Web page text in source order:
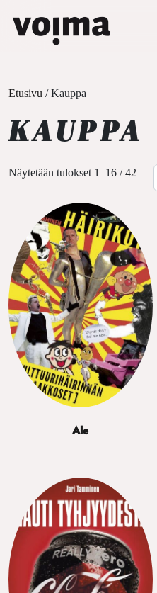
Päävalikko
Etusivu / Kauppa
KAUPPA
Näytetään tulokset 1–16 / 42
Ale